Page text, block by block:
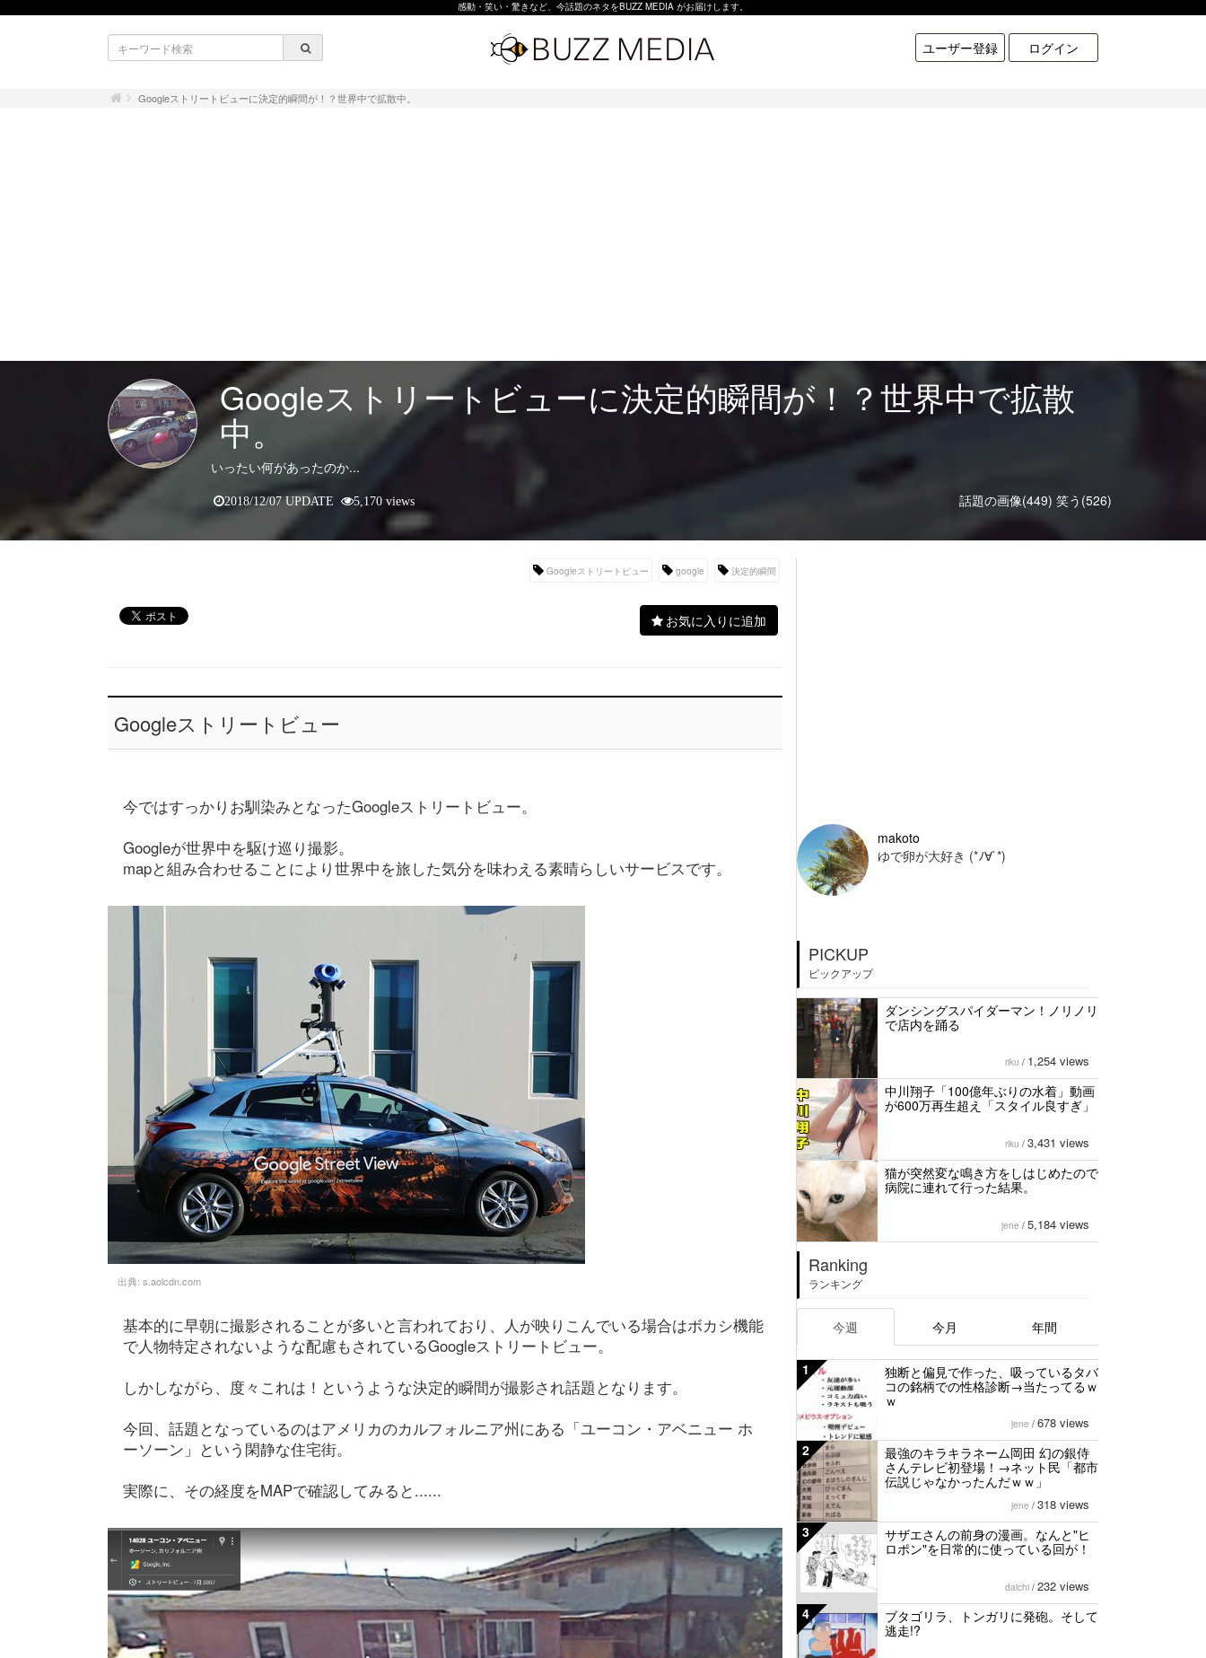
感動・笑い・驚きなど、今話題のネタをBUZZ MEDIA がお届けします。
ユーザー登録 ログイン
Googleストリートビューに決定的瞬間が！？世界中で拡散中。
Googleストリートビューに決定的瞬間が！？世界中で拡散
中。
いったい何があったのか...
話題の画像(449) 笑う(526)
2018/12/07 UPDATE 5,170 views
Googleストリートビュー google 決定的瞬間
お気に入りに追加
Googleストリートビュー
今ではすっかりお馴染みとなったGoogleストリートビュー。
Googleが世界中を駆け巡り撮影。
mapと組み合わせることにより世界中を旅した気分を味わえる素晴らしいサービスです。
出典: s.aolcdn.com
基本的に早朝に撮影されることが多いと言われており、人が映りこんでいる場合はボカシ機能
で人物特定されないような配慮もされているGoogleストリートビュー。
しかしながら、度々これは！というような決定的瞬間が撮影され話題となります。
今回、話題となっているのはアメリカのカルフォルニア州にある「ユーコン・アベニュー ホ
ーソーン」という閑静な住宅街。
実際に、その経度をMAPで確認してみると......
makoto
ゆで卵が大好き (*ﾉ∀`*)
PICKUP
ピックアップ
ダンシングスパイダーマン！ノリノリ
で店内を踊る
riku / 1,254 views
中川翔子「100億年ぶりの水着」動画
が600万再生超え「スタイル良すぎ」
riku / 3,431 views
猫が突然変な鳴き方をしはじめたので
病院に連れて行った結果。
jene / 5,184 views
Ranking
ランキング
今週 今月 年間
1
独断と偏見で作った、吸っているタバ
コの銘柄での性格診断→当たってるｗ
ｗ
jene / 678 views
2
最強のキラキラネーム岡田 幻の銀侍
さんテレビ初登場！→ネット民「都市
伝説じゃなかったんだｗｗ」
jene / 318 views
3
サザエさんの前身の漫画。なんと"ヒ
ロポン"を日常的に使っている回が！
daichi / 232 views
4
ブタゴリラ、トンガリに発砲。そして
逃走!?